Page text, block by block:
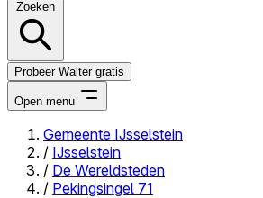
Zoeken
Probeer Walter gratis
Open menu
Close menu
Gemeente IJsselstein
/ IJsselstein
/ De Wereldsteden
/ Pekingsingel 71